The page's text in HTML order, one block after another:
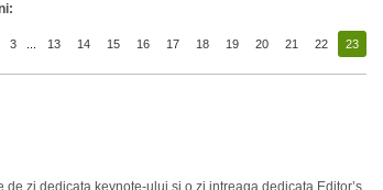
3 13 14 15 16 17 18 19 20 21 22 23